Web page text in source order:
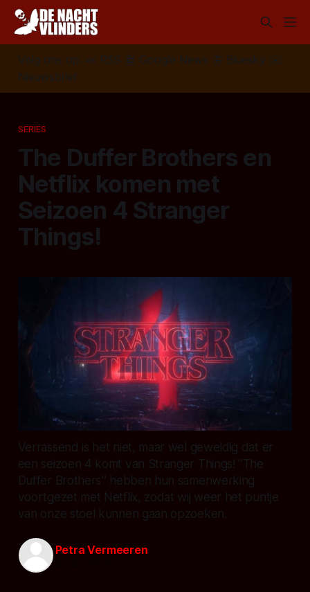
Volg ons op: 📣 RSS 📰 Google News 🦋 Bluesky
✉️
Nieuwsbrief
SERIES
The Duffer Brothers en
Netflix komen met
Seizoen 4 Stranger
Things!
Verrassend is het niet, maar wel geweldig dat er
een seizoen 4 komt van Stranger Things! ‘’The
Duffer Brothers’’ hebben hun samenwerking
voortgezet met Netflix, zodat wij weer het puntje
van onze stoel kunnen gaan opzoeken.
Petra Vermeeren